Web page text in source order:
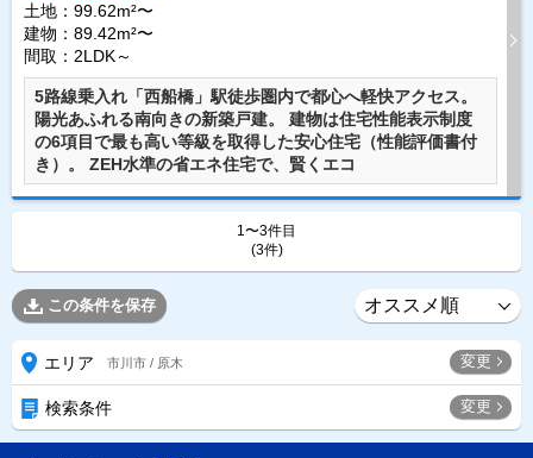
土地：99.62m²〜
建物：89.42m²〜
間取：2LDK～
5路線乗入れ「西船橋」駅徒歩圏内で都心へ軽快アクセス。
陽光あふれる南向きの新築戸建。 建物は住宅性能表示制度
の6項目で最も高い等級を取得した安心住宅（性能評価書付
き）。 ZEH水準の省エネ住宅で、賢くエコ
1〜3件目
(3件)
この条件を保存
エリア 市川市 / 原木 変更
検索条件 変更